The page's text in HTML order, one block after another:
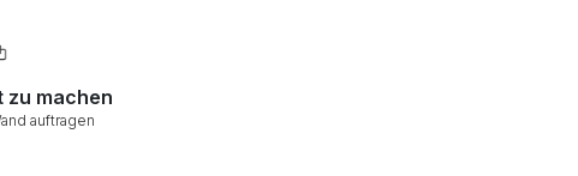
zu machen
auftragen